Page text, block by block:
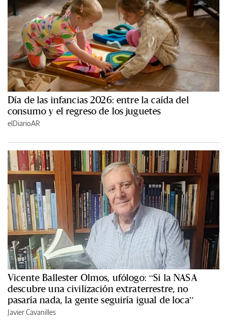
Día de las infancias 2026: entre la caída del
consumo y el regreso de los juguetes
elDiarioAR
Vicente Ballester Olmos, ufólogo: “Si la NASA
descubre una civilización extraterrestre, no
pasaría nada, la gente seguiría igual de loca”
Javier Cavanilles